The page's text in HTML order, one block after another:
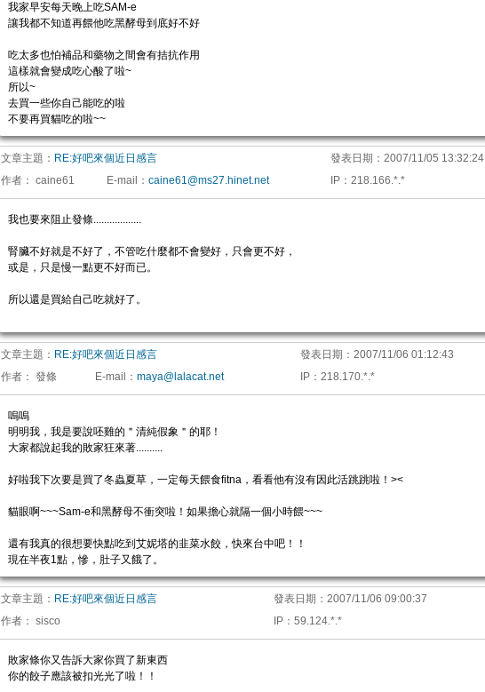
我家早安每天晚上吃SAM-e
讓我都不知道再餵他吃黑酵母到底好不好
吃太多也怕補品和藥物之間會有拮抗作用
這樣就會變成吃心酸了啦~
所以~
去買一些你自己能吃的啦
不要再買貓吃的啦~~
文章主題： RE:好吧來個近日感言 發表日期： 2007/11/05 13:32:24
作者： caine61 E-mail ： caine61@ms27.hinet.net IP ： 218.166.*.*
我也要來阻止發條..................
腎臟不好就是不好了，不管吃什麼都不會變好，只會更不好，
或是，只是慢一點更不好而已。
所以還是買給自己吃就好了。
文章主題： RE:好吧來個近日感言 發表日期： 2007/11/06 01:12:43
作者： 發條 E-mail ： maya@lalacat.net IP ： 218.170.*.*
嗚嗚
明明我，我是要說呸雞的＂清純假象＂的耶！
大家都說起我的敗家狂來著..........
好啦我下次要是買了冬蟲夏草，一定每天餵食fitna，看看他有沒有因此活跳跳啦！><
貓眼啊~~~Sam-e和黑酵母不衝突啦！如果擔心就隔一個小時餵~~~
還有我真的很想要快點吃到艾妮塔的韭菜水餃，快來台中吧！！
現在半夜1點，慘，肚子又餓了。
文章主題： RE:好吧來個近日感言 發表日期： 2007/11/06 09:00:37
作者： sisco IP ： 59.124.*.*
敗家條你又告訴大家你買了新東西
你的餃子應該被扣光光了啦！！